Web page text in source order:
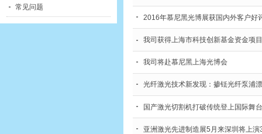
常见问题
2016年慕尼黑光博展获国内外客户好
我司获得上海市科技创新基金资金项
我司将赴慕尼黑上海光博会
光纤激光技术新发现：掺铥光纤泵浦
国产激光切割机打破传统登上国际舞台
亚洲激光先进制造展5月来深圳将上